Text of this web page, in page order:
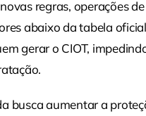
regras, operações
abaixo da tabela
gerar o CIOT,
busca aumentar a